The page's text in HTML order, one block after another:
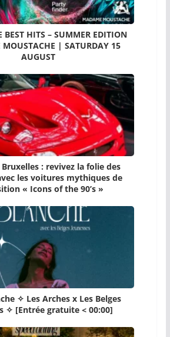
BEST HITS – SUMMER EDITION
MOUSTACHE | SATURDAY 15
AUGUST
: revivez la folie des
les voitures mythiques de
« Icons of the 90’s »
✧ Les Arches x Les Belges
✧ [Entrée gratuite < 00:00]